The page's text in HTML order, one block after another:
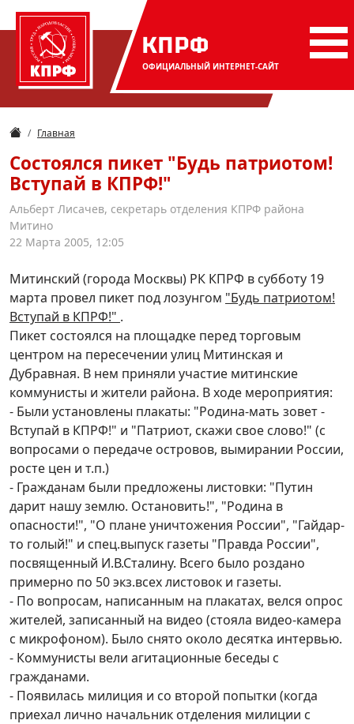
КПРФ
ОФИЦИАЛЬНЫЙ ИНТЕРНЕТ-САЙТ
Главная
Состоялся пикет "Будь патриотом!
Вступай в КПРФ!"
Альберт Лисачев, секретарь отделения КПРФ района
Митино
22 Марта 2005, 12:05
Митинский (города Москвы) РК КПРФ в субботу 19
марта провел пикет под лозунгом "Будь патриотом!
Вступай в КПРФ!" .
Пикет состоялся на площадке перед торговым
центром на пересечении улиц Митинская и
Дубравная. В нем приняли участие митинские
коммунисты и жители района. В ходе мероприятия:
- Были установлены плакаты: "Родина-мать зовет -
Вступай в КПРФ!" и "Патриот, скажи свое слово!" (с
вопросами о передаче островов, вымирании России,
росте цен и т.п.)
- Гражданам были предложены листовки: "Путин
дарит нашу землю. Остановить!", "Родина в
опасности!", "О плане уничтожения России", "Гайдар-
то голый!" и спец.выпуск газеты "Правда России",
посвященный И.В.Сталину. Всего было роздано
примерно по 50 экз.всех листовок и газеты.
- По вопросам, написанным на плакатах, велся опрос
жителей, записанный на видео (стояла видео-камера
с микрофоном). Было снято около десятка интервью.
- Коммунисты вели агитационные беседы с
гражданами.
- Появилась милиция и со второй попытки (когда
приехал лично начальник отделения милиции с